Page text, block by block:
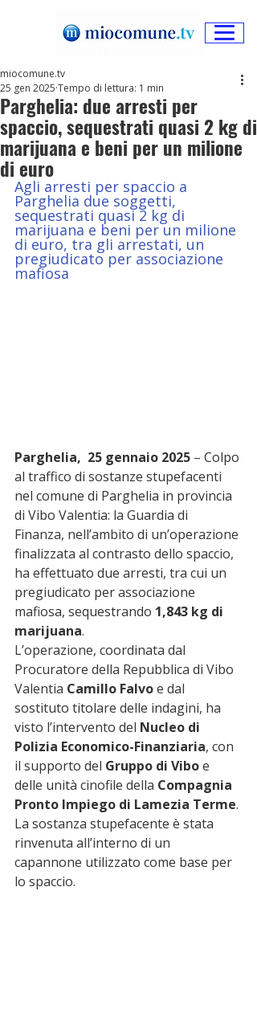
Parghelia: due arresti per
spaccio, sequestrati quasi 2 kg di
marijuana e beni per un milione
di euro
miocomune.tv
25 gen 2025 Tempo di lettura: 1 min
Agli arresti per spaccio a
Parghelia due soggetti,
sequestrati quasi 2 kg di
marijuana e beni per un milione
di euro, tra gli arrestati, un
pregiudicato per associazione
mafiosa
Parghelia,  25 gennaio 2025 – Colpo
al traffico di sostanze stupefacenti
nel comune di Parghelia in provincia
di Vibo Valentia: la Guardia di
Finanza, nell’ambito di un’operazione
finalizzata al contrasto dello spaccio,
ha effettuato due arresti, tra cui un
pregiudicato per associazione
mafiosa, sequestrando 1,843 kg di
marijuana.
L’operazione, coordinata dal
Procuratore della Repubblica di Vibo
Valentia Camillo Falvo e dal
sostituto titolare delle indagini, ha
visto l’intervento del Nucleo di
Polizia Economico-Finanziaria, con
il supporto del Gruppo di Vibo e
delle unità cinofile della Compagnia
Pronto Impiego di Lamezia Terme.
La sostanza stupefacente è stata
rinvenuta all’interno di un
capannone utilizzato come base per
lo spaccio.